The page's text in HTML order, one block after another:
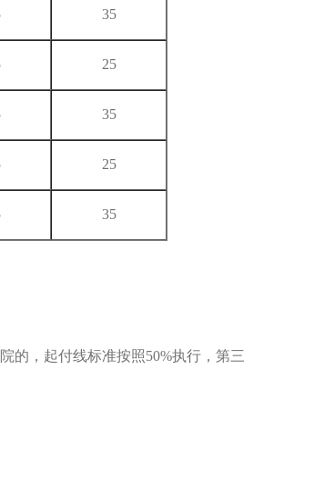
35
25
35
25
35
的，起付线标准按照50%执行，第三